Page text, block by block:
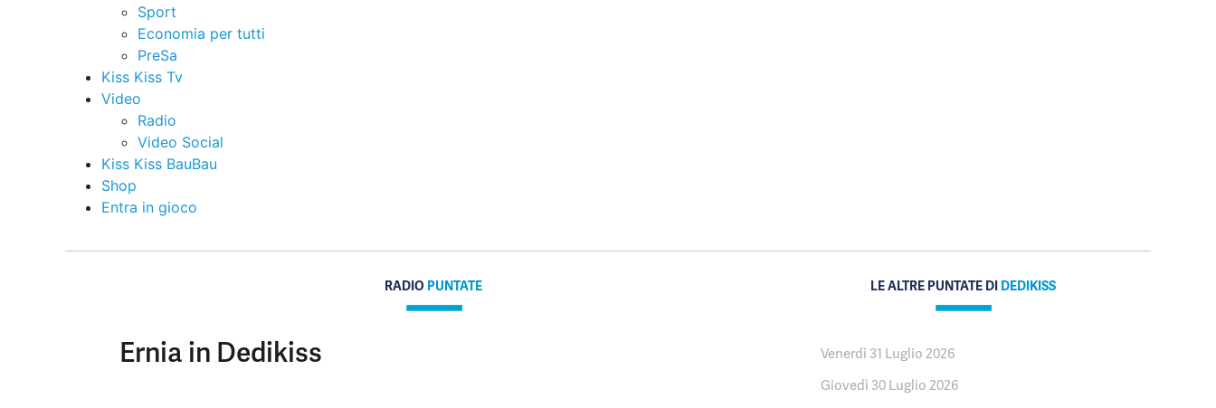
Sport
Economia per tutti
PreSa
Kiss Kiss Tv
Video
Radio
Video Social
Kiss Kiss BauBau
Shop
Entra in gioco
RADIO PUNTATE
Ernia in Dedikiss
LE ALTRE PUNTATE DI DEDIKISS
Venerdì 31 Luglio 2026
Giovedì 30 Luglio 2026